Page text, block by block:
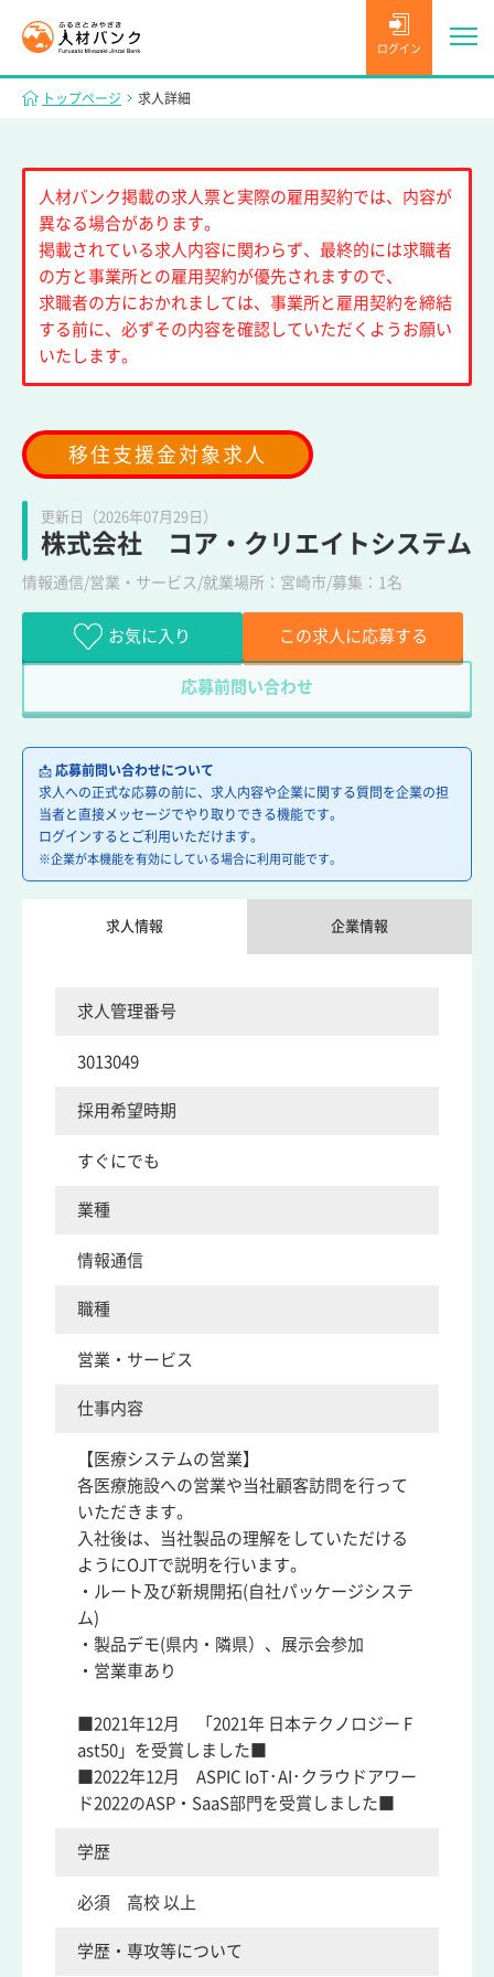
ログイン
トップページ 求人詳細
人材バンク掲載の求人票と実際の雇用契約では、内容が
異なる場合があります。
掲載されている求人内容に関わらず、最終的には求職者
の方と事業所との雇用契約が優先されますので、
求職者の方におかれましては、事業所と雇用契約を締結
する前に、必ずその内容を確認していただくようお願い
いたします。
移住支援金対象求人
更新日（2026年07月29日）
株式会社 コア・クリエイトシステム
情報通信/営業・サービス/就業場所：宮崎市/募集：1名
お気に入り この求人に応募する
応募前問い合わせ
📩 応募前問い合わせについて
求人への正式な応募の前に、求人内容や企業に関する質問を企業の担
当者と直接メッセージでやり取りできる機能です。
ログインするとご利用いただけます。
※企業が本機能を有効にしている場合に利用可能です。
求人情報 企業情報
求人管理番号
3013049
採用希望時期
すぐにでも
業種
情報通信
職種
営業・サービス
仕事内容
【医療システムの営業】
各医療施設への営業や当社顧客訪問を行って
いただきます。
入社後は、当社製品の理解をしていただける
ようにOJTで説明を行います。
・ルート及び新規開拓(自社パッケージシステ
ム)
・製品デモ(県内・隣県）、展示会参加
・営業車あり
■2021年12月 「2021年 日本テクノロジー F
ast50」を受賞しました■
■2022年12月 ASPIC IoT･AI･クラウドアワー
ド2022のASP・SaaS部門を受賞しました■
学歴
必須 高校 以上
学歴・専攻等について